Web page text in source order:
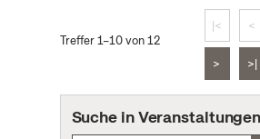
Treffer 1–10 von 12
|< <
> >|
Suche in Veranstaltungen